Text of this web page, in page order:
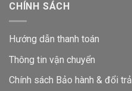
CHÍNH SÁCH
Hướng dẫn thanh toán
Thông tin vận chuyển
Chính sách Bảo hành & đổi trả